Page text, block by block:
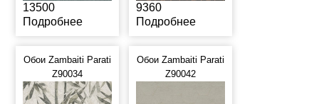
13500
Подробнее
9360
Подробнее
Обои Zambaiti Parati
Z90034
Обои Zambaiti Parati
Z90042